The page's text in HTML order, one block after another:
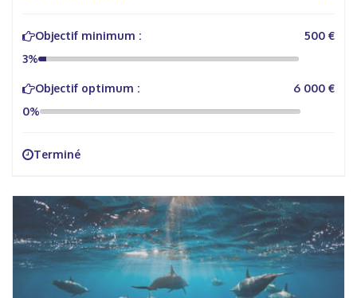
Objectif minimum :
500 €
3%
Objectif optimum :
6 000 €
0%
Terminé